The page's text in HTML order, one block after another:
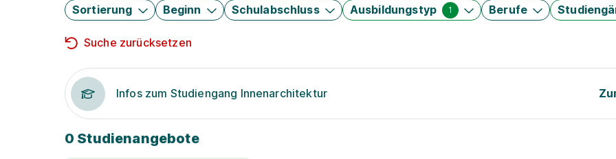
Sortierung Beginn Schulabschluss Ausbildungstyp 1 Berufe
Suche zurücksetzen
Infos zum Studiengang Innenarchitektur
0 Studienangebote